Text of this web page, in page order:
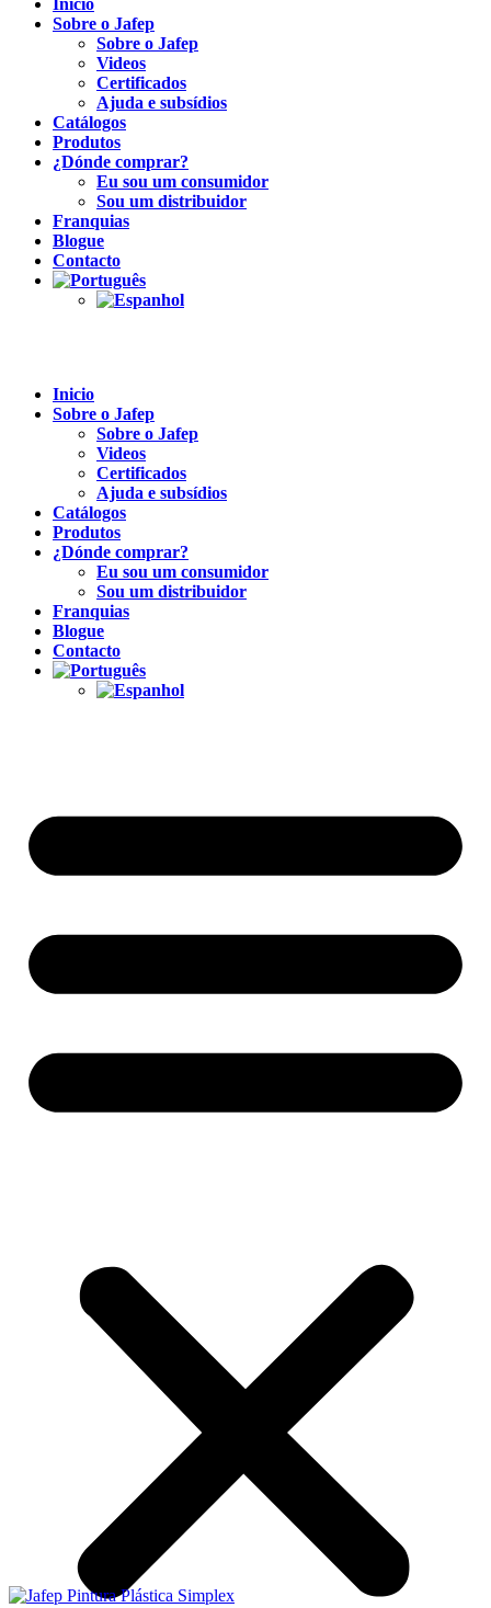
Inicio
Sobre o Jafep
Sobre o Jafep
Videos
Certificados
Ajuda e subsídios
Catálogos
Produtos
¿Dónde comprar?
Eu sou um consumidor
Sou um distribuidor
Franquias
Blogue
Contacto
Inicio
Sobre o Jafep
Sobre o Jafep
Videos
Certificados
Ajuda e subsídios
Catálogos
Produtos
¿Dónde comprar?
Eu sou um consumidor
Sou um distribuidor
Franquias
Blogue
Contacto